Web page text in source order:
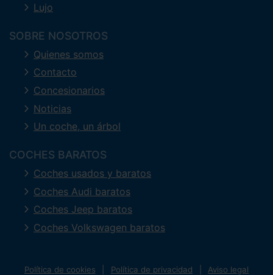
Lujo
SOBRE NOSOTROS
Quienes somos
Contacto
Concesionarios
Noticias
Un coche, un árbol
COCHES BARATOS
Coches usados y baratos
Coches Audi baratos
Coches Jeep baratos
Coches Volkswagen baratos
Política de cookies Política de privacidad Aviso legal